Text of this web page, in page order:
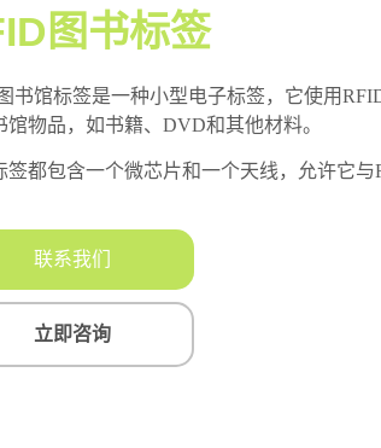
图书标签
联系我们
立即咨询